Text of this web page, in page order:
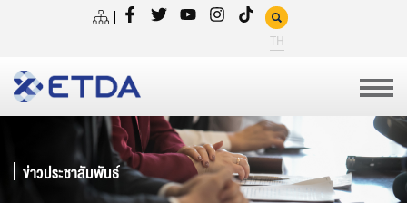
TH
ข่าวประชาสัมพันธ์